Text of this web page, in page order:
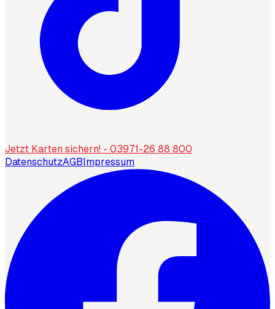
Jetzt Karten sichern! - 03971-26 88 800
DatenschutzAGBImpressum